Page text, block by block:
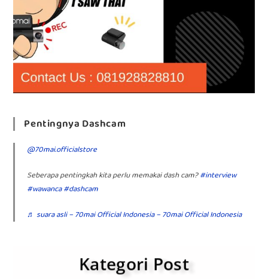
Pentingnya Dashcam
@70mai.officialstore
Seberapa pentingkah kita perlu memakai dash cam?#interview
#wawanca#dashcam
♬ suara asli – 70mai Official Indonesia – 70mai Official Indonesia
Kategori Post